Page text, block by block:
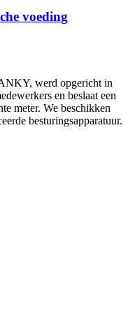
voeding
werd opgericht in
en beslaat een
meter. We beschikken
besturingsapparatuur.